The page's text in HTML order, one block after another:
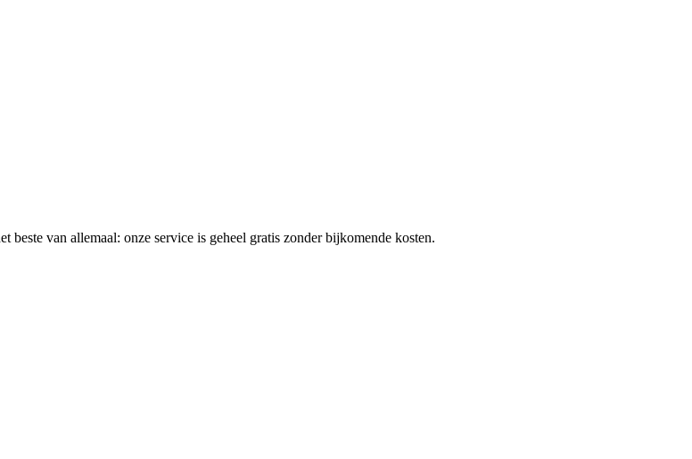
van allemaal: onze service is geheel gratis zonder bijkomende kosten.